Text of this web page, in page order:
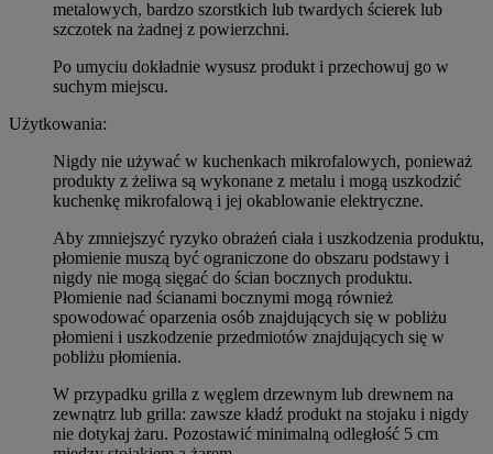
metalowych, bardzo szorstkich lub twardych ścierek lub
szczotek na żadnej z powierzchni.
Po umyciu dokładnie wysusz produkt i przechowuj go w
suchym miejscu.
Użytkowania:
Nigdy nie używać w kuchenkach mikrofalowych, ponieważ
produkty z żeliwa są wykonane z metalu i mogą uszkodzić
kuchenkę mikrofalową i jej okablowanie elektryczne.
Aby zmniejszyć ryzyko obrażeń ciała i uszkodzenia produktu,
płomienie muszą być ograniczone do obszaru podstawy i
nigdy nie mogą sięgać do ścian bocznych produktu.
Płomienie nad ścianami bocznymi mogą również
spowodować oparzenia osób znajdujących się w pobliżu
płomieni i uszkodzenie przedmiotów znajdujących się w
pobliżu płomienia.
W przypadku grilla z węglem drzewnym lub drewnem na
zewnątrz lub grilla: zawsze kładź produkt na stojaku i nigdy
nie dotykaj żaru. Pozostawić minimalną odległość 5 cm